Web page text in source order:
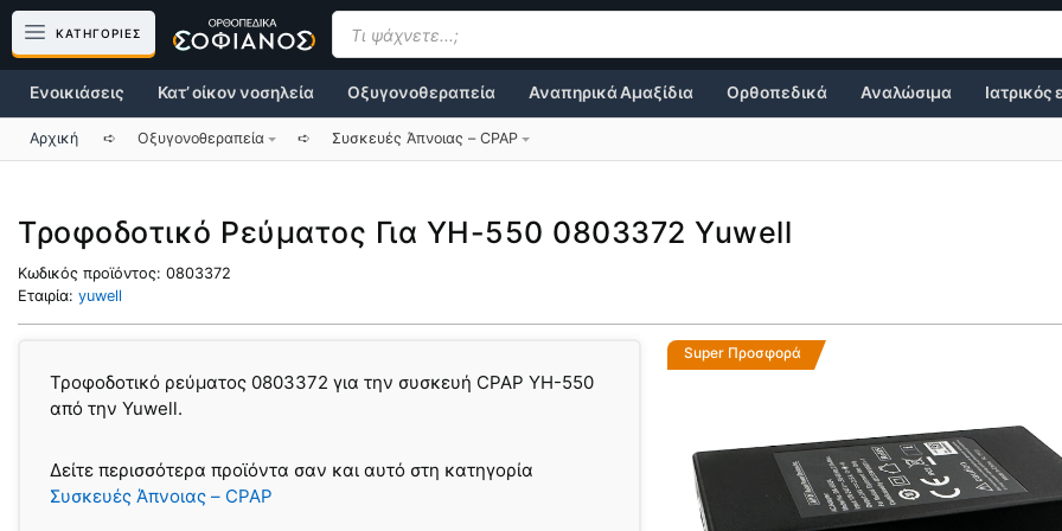
Μετάβαση
περιεχόμενο
ΚΑΤΗΓΟΡΙΕΣ
Products
search
Κατ’ οίκον νοσηλεία Οξυγονοθεραπεία Αναπηρικά Αμαξίδια
Ενοικιάσεις Ορθοπεδικά Αναλώσιμα Ιατρικός
Αρχική ➪ Οξυγονοθεραπεία ➪ Συσκευές Άπνοιας – CPAP
Τροφοδοτικό Ρεύματος Για YH-550 0803372 Yuwell
Κωδικός προϊόντος: 0803372
Εταιρία: yuwell
Τροφοδοτικό ρεύματος 0803372 για την συσκευή CPAP YH-550
από την Yuwell.
Δείτε περισσότερα προϊόντα σαν και αυτό στη κατηγορία
Συσκευές Άπνοιας – CPAP
Super Προσφορά